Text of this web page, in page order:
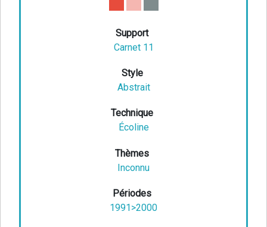
Support
Carnet 11
Style
Abstrait
Technique
Écoline
Thèmes
Inconnu
Périodes
1991>2000